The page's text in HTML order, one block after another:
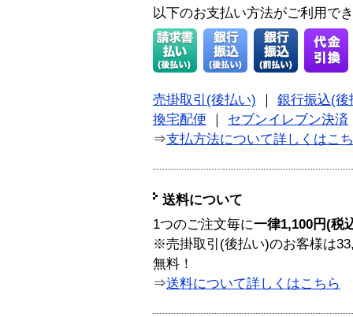
以下のお支払い方法がご利用で
売掛取引(後払い)
銀行振込(後
換宅配便
セブンイレブン決済
⇒支払方法について詳しくはこ
送料について
1つのご注文毎に一律1,100円(税
※売掛取引(後払い)のお客様は
無料！
⇒送料について詳しくはこちら